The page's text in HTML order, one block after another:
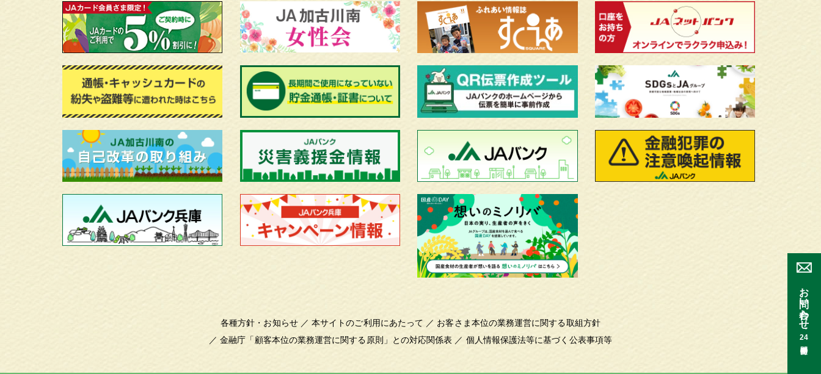
お問い合わせ
24
各種方針・お知らせ ／本サイトのご利用にあたって ／ お客さま本位の業務運営に関する取組方針
／金融庁「顧客本位の業務運営に関する原則」との対応関係表 ／ 個人情報保護法等に基づく公表事項等